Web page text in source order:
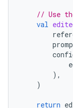
// Use
val
),
)
return